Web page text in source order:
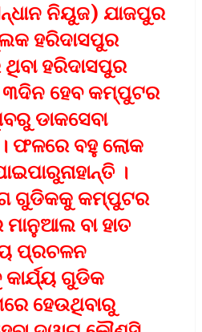
ନିୟୁଜ) ଯାଜପୁର
ହରିଦାସପୁର
ହରିଦାସପୁର
ହେବ କମ୍ପୁଟର
ଡାକସେବା
। ଫଳରେ ବହୁ ଲୋକ
।
ଗୁଡିକକୁ କମ୍ପୁଟର
ବା ହାତ
ପ୍ରଚଳନ
କାର୍ଯ୍ୟ ଗୁଡିକ
ହେଉଥିବାରୁ